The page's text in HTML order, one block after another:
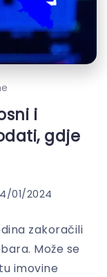
i
gdje
01/2024
zakoračili
Može se
imovine